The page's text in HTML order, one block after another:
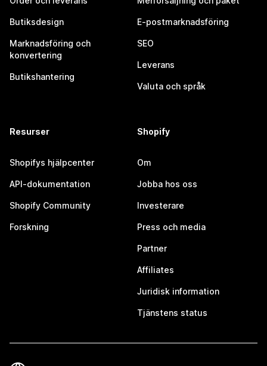
Butiksdesign
Marknadsföring och
konvertering
Butikshantering
E-postmarknadsföring
SEO
Leverans
Valuta och språk
Resurser
Shopifys hjälpcenter
API-dokumentation
Shopify Community
Forskning
Shopify
Om
Jobba hos oss
Investerare
Press och media
Partner
Affiliates
Juridisk information
Tjänstens status